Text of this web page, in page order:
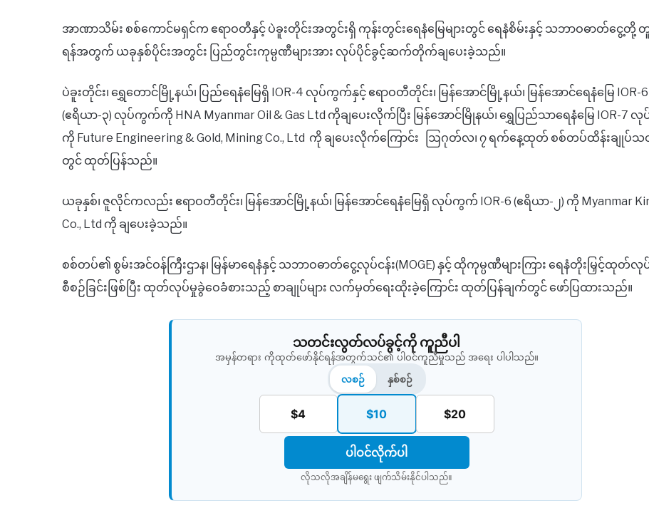
အာဏာသိမ်း စစ်ကောင်မရှင်က ဧရာဝတီနှင့် ပဲခူးတိုင်းအတွင်းရှိ ကုန်းတွင်းရေနံမြေများတွင် ရေနံစိမ်းနှင့် သဘာဝဓာတ်ငွေ့တို့ တူ
ရန်အတွက် ယခုနှစ်ပိုင်းအတွင်း ပြည်တွင်းကုမ္ပဏီများအား လုပ်ပိုင်ခွင့်ဆက်တိုက်ချပေးခဲ့သည်။
ပဲခူးတိုင်း၊ ရွှေတောင်မြို့နယ်၊ ပြည်ရေနံမြေရှိ IOR-4 လုပ်ကွက်နှင့် ဧရာဝတီတိုင်း၊ မြန်အောင်မြို့နယ်၊ မြန်အောင်ရေနံမြေ IOR-6
(ဧရိယာ-၃) လုပ်ကွက်ကို HNA Myanmar Oil & Gas Ltd ကိုချပေးလိုက်ပြီး မြန်အောင်မြိုနယ်၊ ရွှေပြည်သာရေနံမြေ IOR-7
ကို Future Engineering & Gold, Mining Co., Ltd ကို ချပေးလိုက်ကြောင်း ဩဂုတ်လ၊ ၇ ရက်နေ့ထုတ် စစ်တပ်ထိန်းချုပ်သ
တွင် ထုတ်ပြန်သည်။
ယခုနှစ်၊ ဇူလိုင်ကလည်း ဧရာဝတီတိုင်း၊ မြန်အောင်မြို့နယ်၊ မြန်အောင်ရေနံမြေရှိ လုပ်ကွက် IOR-6 (ဧရိယာ-၂) ကို Myanmar
Co., Ltd ကို ချပေးခဲ့သည်။
စစ်တပ်၏ စွမ်းအင်ဝန်ကြီးဌာန၊ မြန်မာရေနံနှင့် သဘာဝဓာတ်ငွေ့လုပ်ငန်း(MOGE) နှင့် ထိုကုမ္ပဏီများကြား ရေနံတိုးမြှင့်ထုတ်လု
စီစဉ်ခြင်းဖြစ်ပြီး ထုတ်လုပ်မှုခွဲဝေခံစားသည့် စာချုပ်များ လက်မှတ်ရေးထိုးခဲ့ကြောင်း ထုတ်ပြန်ချက်တွင် ဖော်ပြထားသည်။
သတင်းလွတ်လပ်ခွင့်ကို ကူညီပါ
အမှန်တရား ကိုထုတ်ဖော်နိုင်ရန်အတွက်သင်၏ ပါဝင်ကူညီမှုသည် အရေး ပါပါသည်။
လစဉ်
နှစ်စဉ်
$4 $10 $20
ပါဝင်လိုက်ပါ
လိုသလိုအချိန်မရွေး ဖျက်သိမ်းနိုင်ပါသည်။​